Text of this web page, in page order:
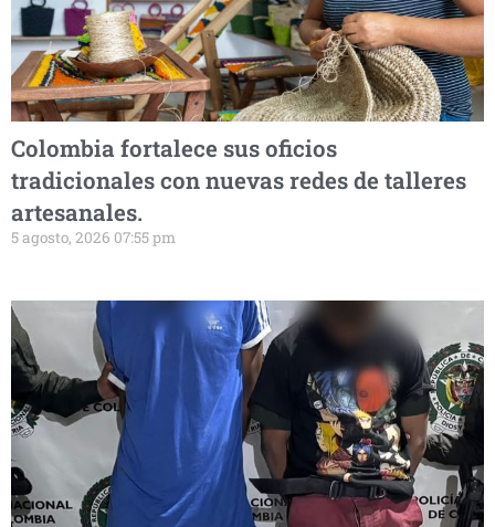
Colombia fortalece sus oficios
tradicionales con nuevas redes de talleres
artesanales.
5 agosto, 2026 07:55 pm